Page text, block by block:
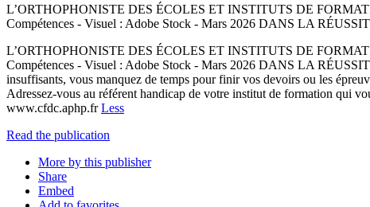
L’ORTHOPHONISTE DES ÉCOLES ET INSTITUTS DE
Compétences - Visuel : Adobe Stock - Mars 2026 DANS LA
L’ORTHOPHONISTE DES ÉCOLES ET INSTITUTS DE
Compétences - Visuel : Adobe Stock - Mars 2026 DANS LA
insuffisants, vous manquez de temps pour finir vos devoirs ou les
Adressez-vous au référent handicap de votre institut de formation qui
www.cfdc.aphp.frLess
Read the publication
More by this publisher
Share
Embed